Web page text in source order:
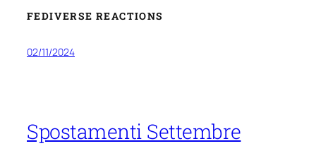
FEDIVERSE REACTIONS
02/11/2024
Spostamenti Settembre